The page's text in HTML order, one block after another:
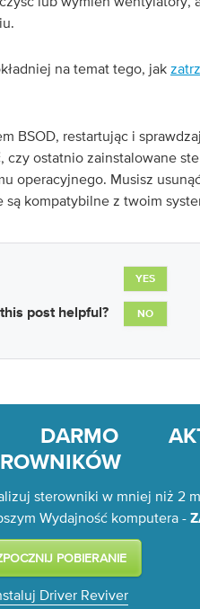
na temat tego, jak
BSOD, restartując i
czy ostatnio zainstalowane
operacyjnego. Musisz
kompatybilne z twoim
post helpful?
YES
NO
DARMO
sterowniki w mniej niż 2
Wydajność komputera -
Driver Reviver